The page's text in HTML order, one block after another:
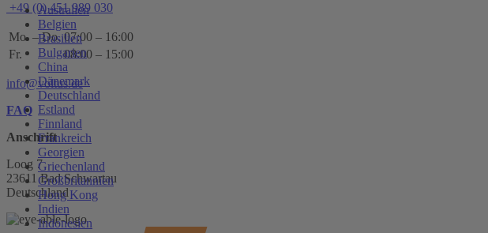
Australien
Belgien
Brasilien
Bulgarien
China
Dänemark
Deutschland
Estland
Finnland
Frankreich
Georgien
Griechenland
Großbritannien
Hong Kong
Indien
Indonesien
+49 (0) 451 989 030
Mo. – Do. 07:00 – 16:00
Fr.
08:00 – 15:00
info@voltus.de
FAQ
Anschrift
Loog 7
23611 Bad Schwartau
Deutschland